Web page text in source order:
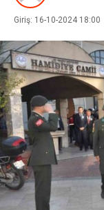
Giriş: 16-10-2024 18:00